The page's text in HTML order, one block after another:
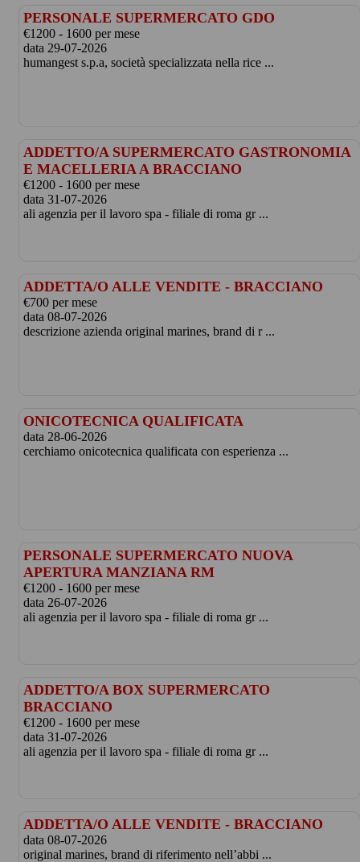
PERSONALE SUPERMERCATO GDO
€1200 - 1600 per mese
data 29-07-2026
humangest s.p.a, società specializzata nella rice ...
ADDETTO/A SUPERMERCATO GASTRONOMIA
E MACELLERIA A BRACCIANO
€1200 - 1600 per mese
data 31-07-2026
ali agenzia per il lavoro spa - filiale di roma gr ...
ADDETTA/O ALLE VENDITE - BRACCIANO
€700 per mese
data 08-07-2026
descrizione azienda original marines, brand di r ...
ONICOTECNICA QUALIFICATA
data 28-06-2026
cerchiamo onicotecnica qualificata con esperienza ...
PERSONALE SUPERMERCATO NUOVA
APERTURA MANZIANA RM
€1200 - 1600 per mese
data 26-07-2026
ali agenzia per il lavoro spa - filiale di roma gr ...
ADDETTO/A BOX SUPERMERCATO
BRACCIANO
€1200 - 1600 per mese
data 31-07-2026
ali agenzia per il lavoro spa - filiale di roma gr ...
ADDETTA/O ALLE VENDITE - BRACCIANO
data 08-07-2026
original marines, brand di riferimento nell’abbi ...